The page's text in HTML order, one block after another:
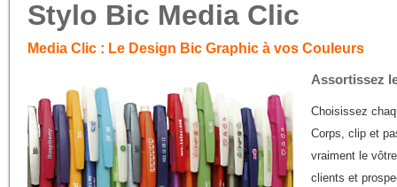
Stylo Bic Media Clic
Media Clic : Le Design Bic Graphic à vos Couleurs
Assortissez
Choisissez
Corps, clip et
vraiment le
clients et